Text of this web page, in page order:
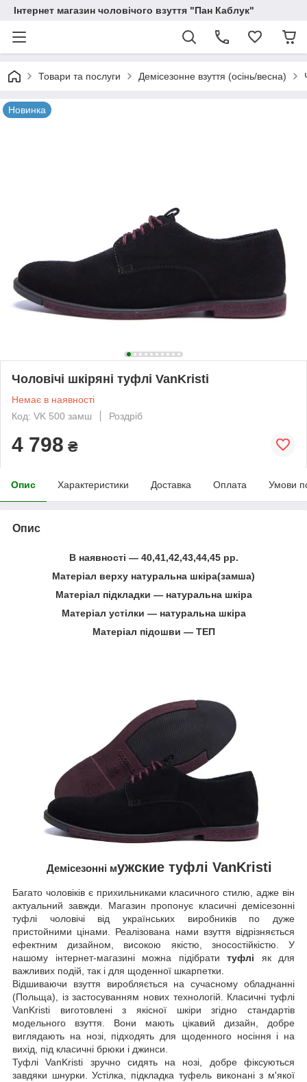
Інтернет магазин чоловічого взуття "Пан Каблук"
Товари та послуги Демісезонне взуття (осінь/весна)
Новинка
Чоловічі шкіряні туфлі VanKristi
Немає в наявності
Код: VK 500 замш
Роздріб
4 798 ₴
Опис Характеристики Доставка Оплата Умови
Опис
В наявності ― 40,41,42,43,44,45 рр.
Матеріал верху натуральна шкіра(замша)
Матеріал підкладки ― натуральна шкіра
Матеріал устілки ― натуральна шкіра
Матеріал підошви ― ТЕП
Демісезонні мужские туфлі VanKristi
Багато чоловіків є прихильниками класичного стилю, адже він
актуальний завжди. Магазин пропонує класичні демісезонні
туфлі чоловічі від українських виробників по дуже
пристойними цінами. Реалізована нами взуття відрізняється
ефектним дизайном, високою якістю, зносостійкістю. У
нашому інтернет-магазині можна підібрати туфлі як для
важливих подій, так і для щоденної шкарпетки.
Відшиваючи взуття виробляється на сучасному обладнанні
(Польща), із застосуванням нових технологій. Класичні туфлі
VanKristi виготовлені з якісної шкіри згідно стандартів
модельного взуття. Вони мають цікавий дизайн, добре
виглядають на нозі, підходять для щоденного носіння і на
вихід, під класичні брюки і джинси.
Туфлі VanKristi зручно сидять на нозі, добре фіксуються
завдяки шнурки. Устілка, підкладка туфель виконані з м'якої